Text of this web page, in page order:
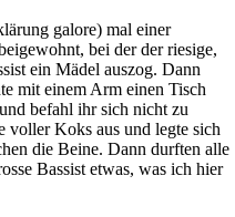
galore) mal einer
bei der der riesige,
ein Mädel auszog. Dann
mit einem Arm einen Tisch
befahl ihr sich nicht zu
voller Koks aus und legte sich
die Beine. Dann durften alle
Bassist etwas, was ich hier